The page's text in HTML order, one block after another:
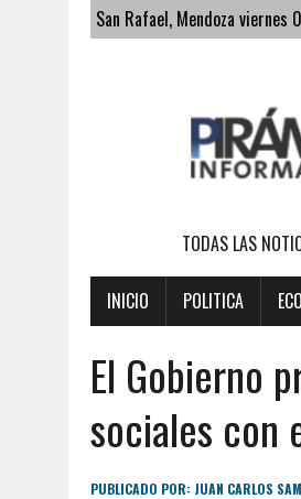
San Rafael, Mendoza
TODAS LAS
INICIO POLITICA
El Gobierno
sociales con
PUBLICADO POR: JUAN CARLOS